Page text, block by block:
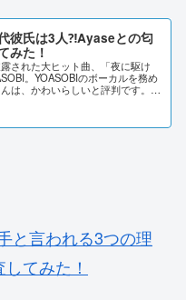
彼氏は3人⁈Ayaseとの匂
みた！
された大ヒット曲、「夜に駆け
。YOASOBIのボーカルを務め
は、かわいらしいと評判です。そ
と言われる3つの理
てみた！